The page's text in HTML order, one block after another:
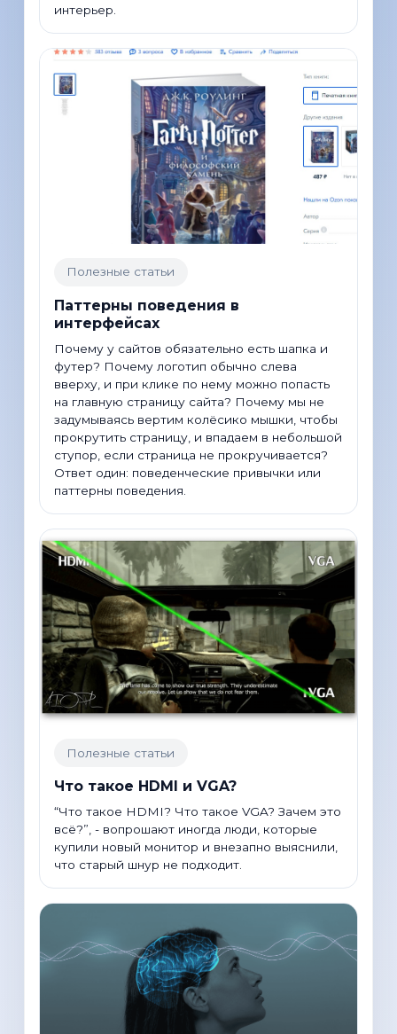
интерьер.
Полезные статьи
Паттерны поведения в
интерфейсах
Почему у сайтов обязательно есть шапка и
футер? Почему логотип обычно слева
вверху, и при клике по нему можно попасть
на главную страницу сайта? Почему мы не
задумываясь вертим колёсико мышки, чтобы
прокрутить страницу, и впадаем в небольшой
ступор, если страница не прокручивается?
Ответ один: поведенческие привычки или
паттерны поведения.
Полезные статьи
Что такое HDMI и VGA?
“Что такое HDMI? Что такое VGA? Зачем это
всё?”, - вопрошают иногда люди, которые
купили новый монитор и внезапно выяснили,
что старый шнур не подходит.